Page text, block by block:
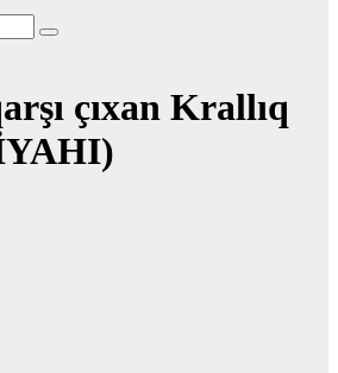
çıxan Krallıq